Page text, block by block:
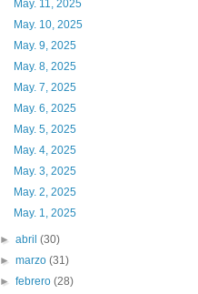
May. 11, 2025
May. 10, 2025
May. 9, 2025
May. 8, 2025
May. 7, 2025
May. 6, 2025
May. 5, 2025
May. 4, 2025
May. 3, 2025
May. 2, 2025
May. 1, 2025
►abril(30)
►marzo(31)
►febrero(28)